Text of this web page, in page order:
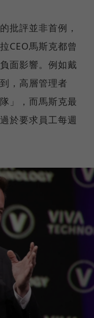
批評並非首例，
CEO馬斯克都曾
面影響。例如戴
，高層管理者
」，而馬斯克最
於要求員工每週